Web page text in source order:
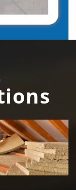
de
39